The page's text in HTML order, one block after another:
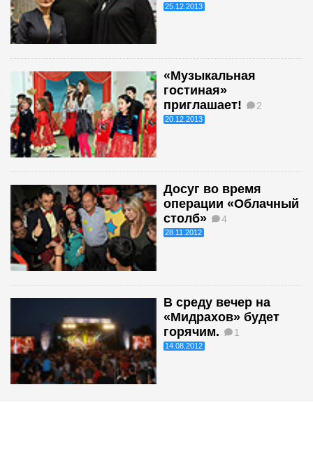
25.12.2013
«Музыкальная
гостиная»
приглашает!
2
20.12.2013
Досуг во время
операции «Облачный
столб»
4
28.11.2012
В среду вечер на
«Мидрахов» будет
горячим.
1
14.08.2012